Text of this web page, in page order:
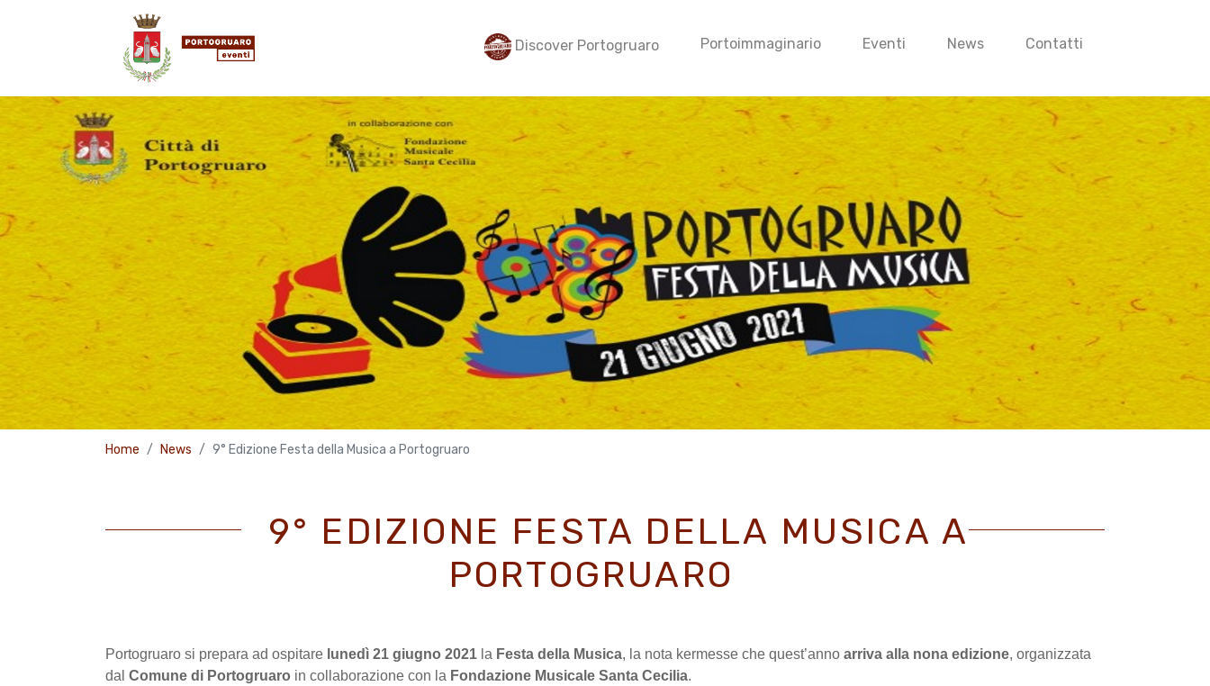
Discover Portogruaro Portoimmaginario Eventi News Contatti
Home News 9° Edizione Festa della Musica a Portogruaro
9° EDIZIONE FESTA DELLA MUSICA A
PORTOGRUARO
Portogruaro si prepara ad ospitare lunedì 21 giugno 2021 la Festa della Musica, la nota kermesse che quest’anno arriva alla nona edizione, organizzata
dal Comune di Portogruaro in collaborazione con la Fondazione Musicale Santa Cecilia.